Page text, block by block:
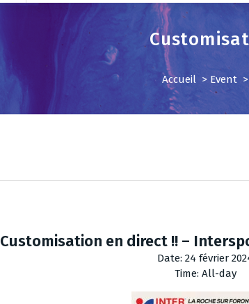
Accueil > Event >
Customisation en direct !! –
Date: 24 février
Time: All-day